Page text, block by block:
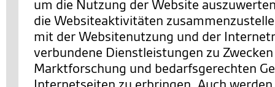
um die Nutzung der Website
die Websiteaktivitäten
mit der Websitenutzung und der
verbundene Dienstleistungen zu
Marktforschung und bedarfsgerechten